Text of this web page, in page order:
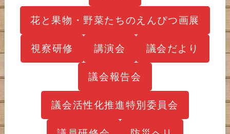
花と果物・野菜たちのえんぴつ画展
視察研修 講演会 議会だより
議会報告会
議会活性化推進特別委員会